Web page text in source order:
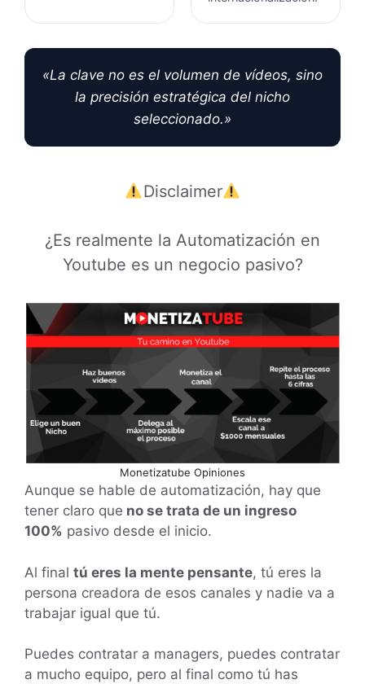
«La clave no es el volumen de vídeos, sino
la precisión estratégica del nicho
seleccionado.»
Disclaimer
¿Es realmente la Automatización en
Youtube es un negocio pasivo?
Monetizatube Opiniones
Aunque se hable de automatización, hay que
tener claro que no se trata de un ingreso
100% pasivo desde el inicio.
Al final tú eres la mente pensante, tú eres la
persona creadora de esos canales y nadie va a
trabajar igual que tú.
Puedes contratar a managers, puedes contratar
a mucho equipo, pero al final como tú has